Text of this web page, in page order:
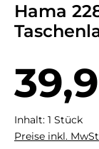
Hama
Inhalt: 1 Stück
Preise inkl.